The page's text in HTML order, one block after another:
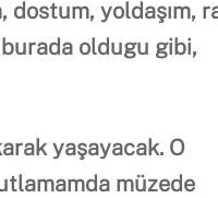
dostum, yoldaşım,
oldugu gibi,
yaşayacak. O
müzede